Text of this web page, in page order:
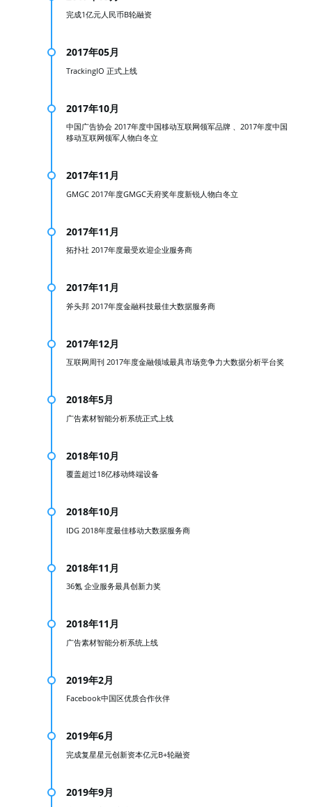
完成1亿元人民币B轮融资
2017年05月
TrackingIO 正式上线
2017年10月
中国广告协会 2017年度中国移动互联网领军品牌 、2017年度中国
移动互联网领军人物白冬立
2017年11月
GMGC 2017年度GMGC天府奖年度新锐人物白冬立
2017年11月
拓扑社 2017年度最受欢迎企业服务商
2017年11月
斧头邦 2017年度金融科技最佳大数据服务商
2017年12月
互联网周刊 2017年度金融领域最具市场竞争力大数据分析平台奖
2018年5月
广告素材智能分析系统正式上线
2018年10月
覆盖超过18亿移动终端设备
2018年10月
IDG 2018年度最佳移动大数据服务商
2018年11月
36氪 企业服务最具创新力奖
2018年11月
广告素材智能分析系统上线
2019年2月
Facebook中国区优质合作伙伴
2019年6月
完成复星星元创新资本亿元B+轮融资
2019年9月